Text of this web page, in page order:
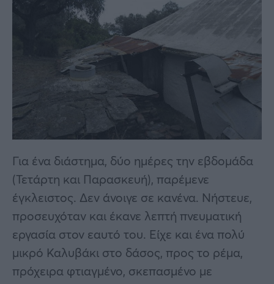
Για ένα διάστημα, δύο ημέρες την εβδομάδα
(Τετάρτη και Παρασκευή), παρέμενε
έγκλειστος. Δεν άνοιγε σε κανένα. Νήστευε,
προσευχόταν και έκανε λεπτή πνευματική
εργασία στον εαυτό του. Είχε και ένα πολύ
μικρό Καλυβάκι στο δάσος, προς το ρέμα,
πρόχειρα φτιαγμένο, σκεπασμένο με